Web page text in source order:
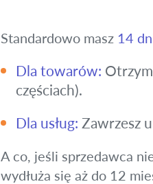
Standardowo masz 14
Dla towarów:
częściach).
Dla usług: Zawrzesz
A co, jeśli sprzedawca
wydłuża się aż do 12